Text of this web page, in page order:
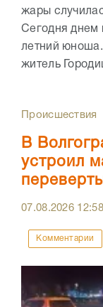
жары
Сегодня днем
летний
житель
Происшествия
В
устроил
07.08.2026 12:58
Комментарии